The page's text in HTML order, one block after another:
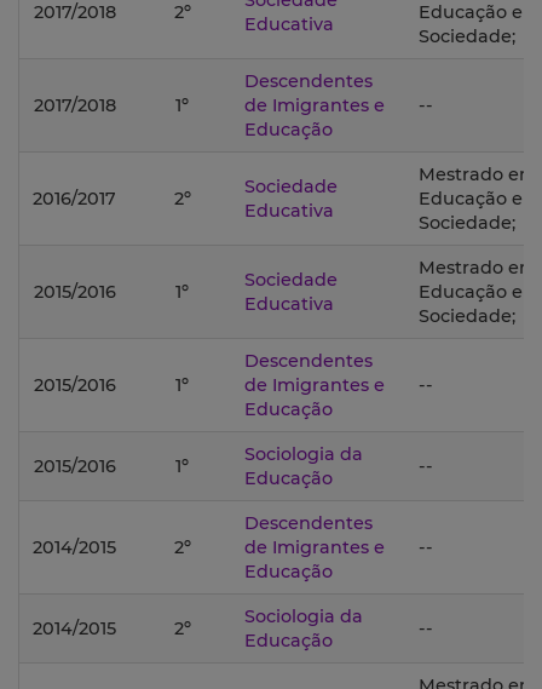
2017/2018 2º
Educativa
Educação e
Sociedade;
2017/2018 1º
Descendentes
de Imigrantes e
Educação
--
2016/2017 2º
Sociedade
Educativa
Mestrado em
Educação e
Sociedade;
2015/2016 1º
Sociedade
Educativa
Mestrado em
Educação e
Sociedade;
2015/2016 1º
Descendentes
de Imigrantes e
Educação
--
2015/2016 1º
Sociologia da
Educação
--
2014/2015 2º
Descendentes
de Imigrantes e
Educação
--
2014/2015 2º
Sociologia da
Educação
--